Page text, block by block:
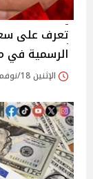
تعرف على سعر
الرسمية في
الإثنين 18/نوفمبر/2024 - 08:42 ص